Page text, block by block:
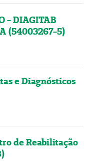
- DIAGITAB
(54003267-5)
e Diagnósticos
de Reabilitação